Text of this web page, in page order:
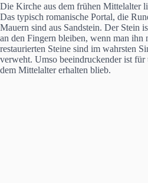
Die Kirche aus dem frühen Mittelalter
Das typisch romanische Portal, die
Mauern sind aus Sandstein. Der Stein
an den Fingern bleiben, wenn man ihn
restaurierten Steine sind im wahrsten
verweht. Umso beeindruckender ist für
dem Mittelalter erhalten blieb.